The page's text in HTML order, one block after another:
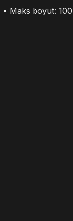
• Maks boyut: